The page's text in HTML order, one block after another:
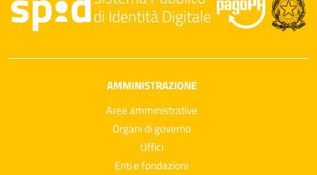
AMMINISTRAZIONE
Aree amministrative
Organi di governo
Uffici
Enti e fondazioni